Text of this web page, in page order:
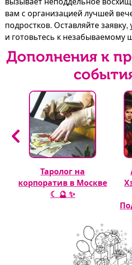
вам с организацией лучшей
подростков. Оставляйте
и готовьтесь к незабываемому
Дополнения к
Таролог на
корпоратив в Москве
☾ 🔮 ✨